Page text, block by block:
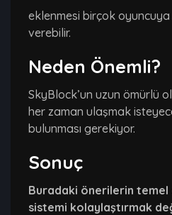
eklenmesi birçok
verebilir.
Neden Önemli?
SkyBlock’un uzun ömürlü
her zaman ulaşmak
bulunması gerekiyor.
Sonuç
Buradaki önerilerin temel
sistemi kolaylaştırmak